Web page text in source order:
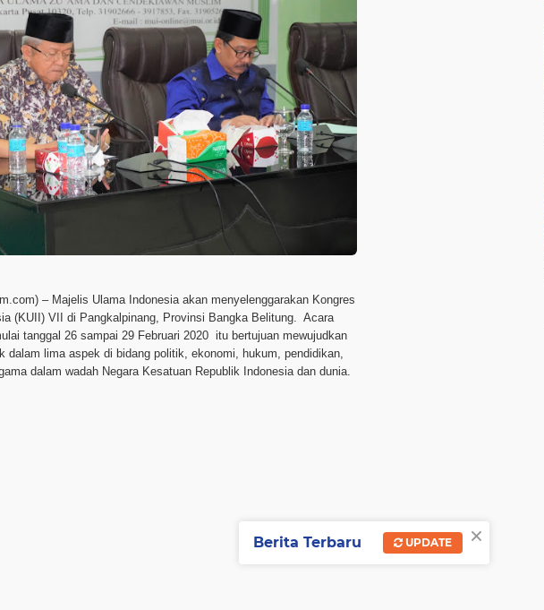
–Majelis Ulama Indonesia akan menyelenggarakan Kongres
(KUII) VII di Pangkalpinang, Provinsi Bangka Belitung. Acara
tanggal 26 sampai 29 Februari 2020 itu bertujuan mewujudkan
dalam lima aspek di bidang politik, ekonomi, hukum, pendidikan,
dalam wadah Negara Kesatuan Republik Indonesia dan dunia.
×
Berita Terbaru UPDATE